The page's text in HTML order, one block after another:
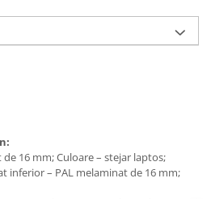
16 mm; Culoare – stejar laptos;
inferior – PAL melaminat de 16 mm;